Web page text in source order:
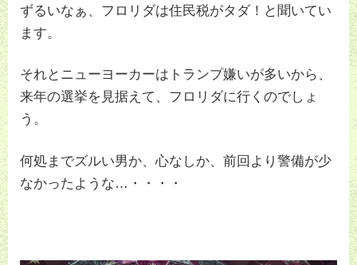
ずるいなぁ、フロリダは住民税がタダ！と聞いてい
ます。
それとニューヨーカーはトランプ嫌いが多いから、
来年の選挙を見据えて、フロリダに行くのでしょ
う。
何処までズルい男か、心なしか、前回より警備が少
なかったような…・・・・